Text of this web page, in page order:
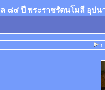
๘๔ ปี พระราชรัตนโมลี อุปน
1